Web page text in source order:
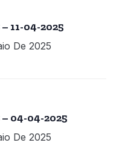
11-04-2025
De 2025
04-04-2025
De 2025